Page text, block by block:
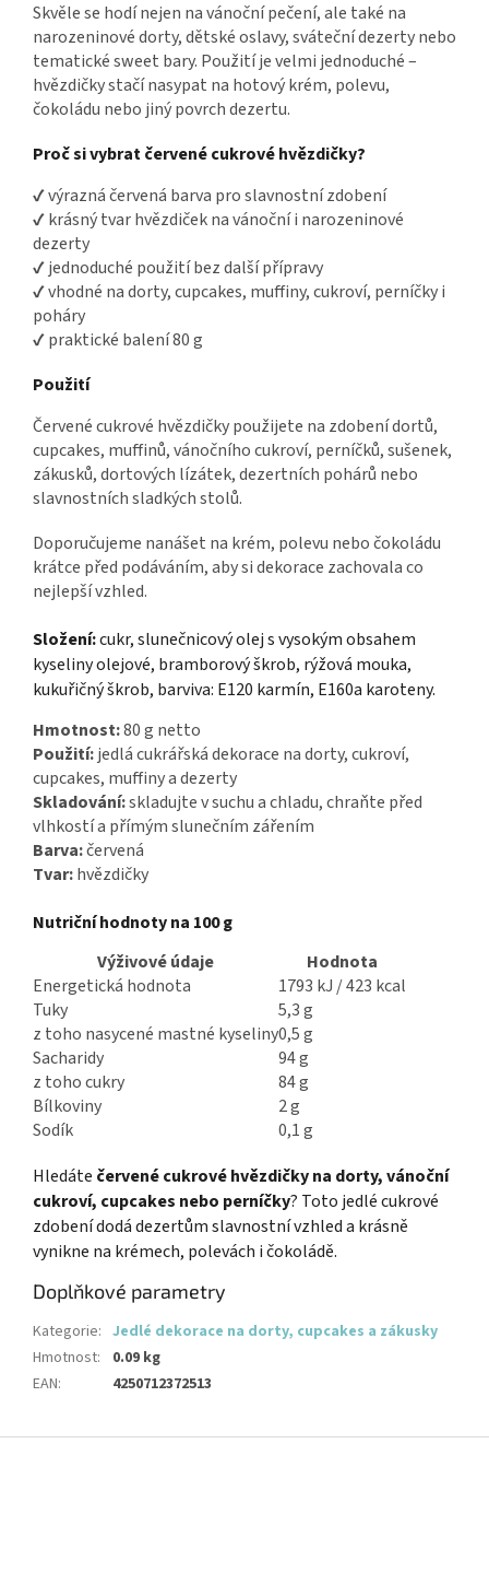
Skvěle se hodí nejen na vánoční pečení, ale také na
narozeninové dorty, dětské oslavy, sváteční dezerty nebo
tematické sweet bary. Použití je velmi jednoduché –
hvězdičky stačí nasypat na hotový krém, polevu,
čokoládu nebo jiný povrch dezertu.
Proč si vybrat červené cukrové hvězdičky?
✔ výrazná červená barva pro slavnostní zdobení
✔ krásný tvar hvězdiček na vánoční i narozeninové
dezerty
✔ jednoduché použití bez další přípravy
✔ vhodné na dorty, cupcakes, muffiny, cukroví, perníčky i
poháry
✔ praktické balení 80 g
Použití
Červené cukrové hvězdičky použijete na zdobení dortů,
cupcakes, muffinů, vánočního cukroví, perníčků, sušenek,
zákusků, dortových lízátek, dezertních pohárů nebo
slavnostních sladkých stolů.
Doporučujeme nanášet na krém, polevu nebo čokoládu
krátce před podáváním, aby si dekorace zachovala co
nejlepší vzhled.
Složení:cukr, slunečnicový olej s vysokým obsahem
kyseliny olejové, bramborový škrob, rýžová mouka,
kukuřičný škrob, barviva: E120 karmín, E160a karoteny.
Hmotnost:80 g netto
Použití:jedlá cukrářská dekorace na dorty, cukroví,
cupcakes, muffiny a dezerty
Skladování:skladujte v suchu a chladu, chraňte před
vlhkostí a přímým slunečním zářením
Barva:červená
Tvar:hvězdičky
Nutriční hodnoty na 100 g
Výživové údaje
Hodnota
Energetická hodnota
1793 kJ / 423 kcal
Tuky
5,3 g
z toho nasycené mastné kyseliny0,5 g
Sacharidy
94 g
z toho cukry
84 g
Bílkoviny
2 g
Sodík
0,1 g
Hledáte červené cukrové hvězdičky na dorty, vánoční
cukroví, cupcakes nebo perníčky? Toto jedlé cukrové
zdobení dodá dezertům slavnostní vzhled a krásně
vynikne na krémech, polevách i čokoládě.
Doplňkové parametry
Kategorie: Jedlé dekorace na dorty, cupcakes a zákusky
Hmotnost:
0.09 kg
EAN: 4250712372513